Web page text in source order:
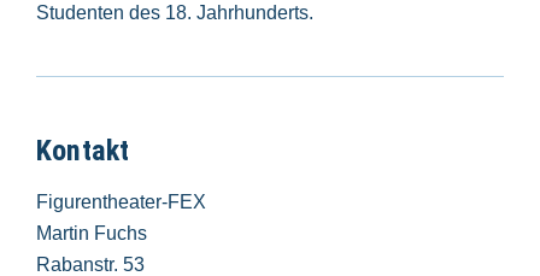
Studenten des 18. Jahrhunderts.
Kontakt
Figurentheater-FEX
Martin Fuchs
Rabanstr. 53